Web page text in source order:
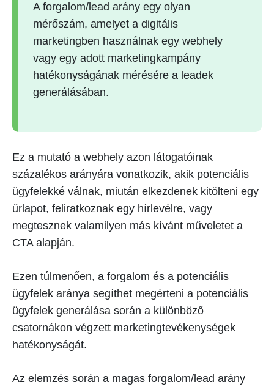
A forgalom/lead arány egy olyan
mérőszám, amelyet a digitális
marketingben használnak egy webhely
vagy egy adott marketingkampány
hatékonyságának mérésére a leadek
generálásában.
Ez a mutató a webhely azon látogatóinak
százalékos arányára vonatkozik, akik potenciális
ügyfelekké válnak, miután elkezdenek kitölteni egy
űrlapot, feliratkoznak egy hírlevélre, vagy
megtesznek valamilyen más kívánt műveletet a
CTA alapján.
Ezen túlmenően, a forgalom és a potenciális
ügyfelek aránya segíthet megérteni a potenciális
ügyfelek generálása során a különböző
csatornákon végzett marketingtevékenységek
hatékonyságát.
Az elemzés során a magas forgalom/lead arány